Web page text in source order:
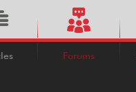
Forums